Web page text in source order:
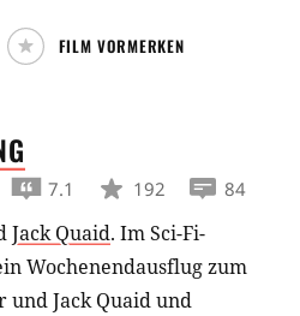
FILM VORMERKEN
7.1 192 84
Jack Quaid. Im Sci-Fi-
Wochenendausflug zum
Jack Quaid und